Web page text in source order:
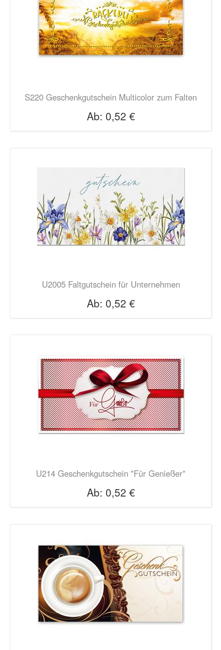
S220 Geschenkgutschein Multicolor zum Falten
Ab: 0,52 €
U2005 Faltgutschein für Unternehmen
Ab: 0,52 €
U214 Geschenkgutschein "Für Genießer"
Ab: 0,52 €